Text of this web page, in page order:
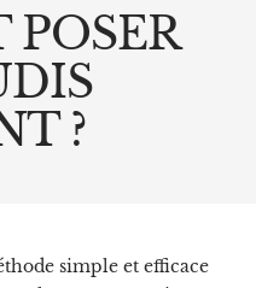
?
simple et efficace